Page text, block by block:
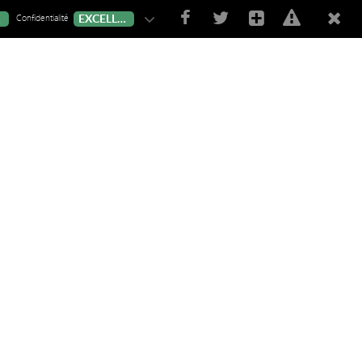
Confidentialité EXCELLENT